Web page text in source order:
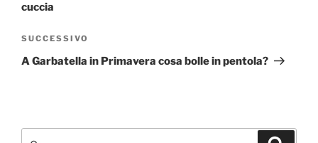
cuccia
Articolo
successivo
SUCCESSIVO
A Garbatella in Primavera cosa bolle in pentola?